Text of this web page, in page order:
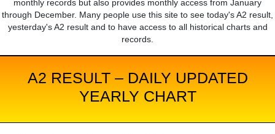
monthly records but also provides monthly access from January
through December. Many people use this site to see today's A2 result,
yesterday's A2 result and to have access to all historical charts and
records.
A2 RESULT – DAILY UPDATED
YEARLY CHART